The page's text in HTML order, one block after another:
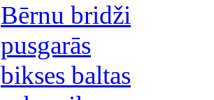
Bērnu bridži
pusgarās
bikses baltas